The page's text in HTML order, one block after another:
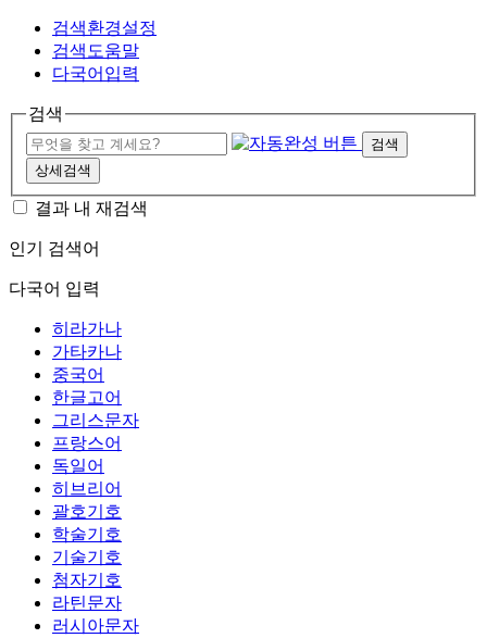
검색환경설정
검색도움말
다국어입력
검색
검색
상세검색
결과 내 재검색
인기 검색어
다국어 입력
히라가나
가타카나
중국어
한글고어
그리스문자
프랑스어
독일어
히브리어
괄호기호
학술기호
기술기호
첨자기호
라틴문자
러시아문자